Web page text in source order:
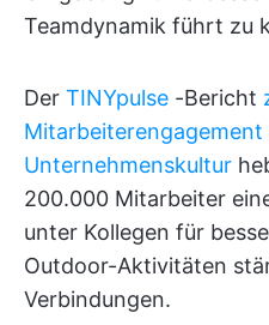
Teamdynamik führt zu
Der TINYpulse -Bericht
Mitarbeiterengagement
Unternehmenskultur
200.000 Mitarbeiter
unter Kollegen für
Outdoor-Aktivitäten
Verbindungen.